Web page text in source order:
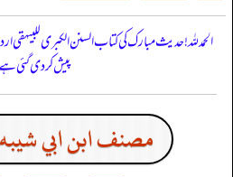
الحمدللہ! حدیث مبارک کی کتاب السنن الكبرى
پیش کر دی گئی
مصنف ابن ابي